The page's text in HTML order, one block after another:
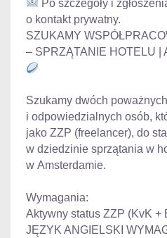
Po szczegóły i
o kontakt prywatny.
SZUKAMY
– SPRZĄTANIE HOTELU |
Szukamy dwóch poważnych
i odpowiedzialnych osób,
jako ZZP (freelancer), do
w dziedzinie sprzątania w
w Amsterdamie.
Wymagania:
Aktywny status ZZP (KvK +
JĘZYK ANGIELSKI